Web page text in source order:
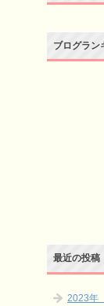
ブログラン
最近の投稿
2023年